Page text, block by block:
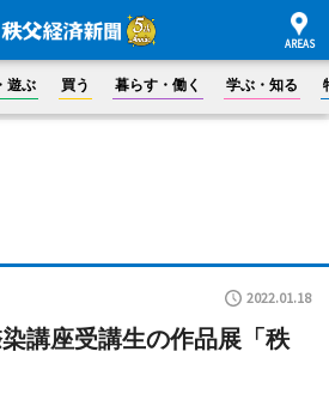
遊ぶ 買う 暮らす・働く 学ぶ・知る
2022.01.18
講座受講生の作品展「秩